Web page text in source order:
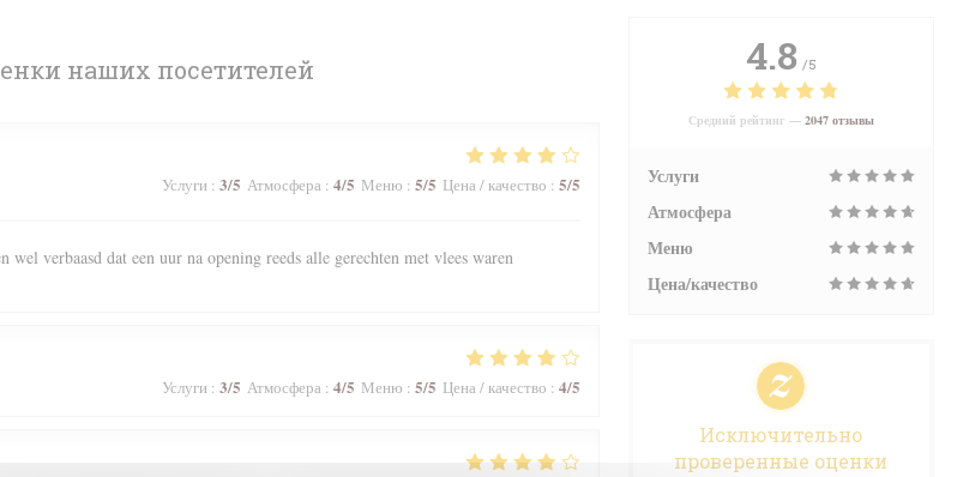
наших посетителей
Услуги : 3/5 Атмосфера : 4/5 Меню : 5/5 Цена / качество : 5/5
verbaasd dat een uur na opening reeds alle gerechten met vlees waren
Услуги : 3/5 Атмосфера : 4/5 Меню : 5/5 Цена / качество : 4/5
4.8 /5
Средний рейтинг — 2047 отзывы
Услуги
Атмосфера
Меню
Цена/качество
Исключительно
проверенные оценки